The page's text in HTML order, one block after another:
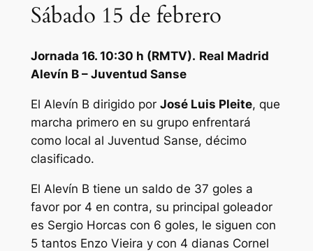
Sábado 15 de febrero
Jornada 16. 10:30 h (RMTV). Real Madrid
Alevín B – Juventud Sanse
El Alevín B dirigido por José Luis Pleite, que
marcha primero en su grupo enfrentará
como local al Juventud Sanse, décimo
clasificado.
El Alevín B tiene un saldo de 37 goles a
favor por 4 en contra, su principal goleador
es Sergio Horcas con 6 goles, le siguen con
5 tantos Enzo Vieira y con 4 dianas Cornel